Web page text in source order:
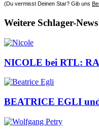
(Du vermisst Deinen Star? Gib uns
Weitere Schlager-News
NICOLE bei RTL:
BEATRICE EGLI